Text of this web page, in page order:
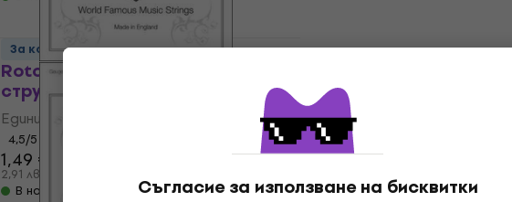
Съгласие за използване на бисквитки
Rotosound NP 011 Единична
струна за китара
Единична струна за китара
4,5/5
1,49 €
2,91 лв
В наличност
Единична струна за
Единична струна за китара
/5
1,55 €
В наличност
За количество отстъпка HAPPY HOUR